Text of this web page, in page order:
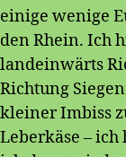
einige wenige
den Rhein. Ich
landeinwärts
Richtung
kleiner Imbiss
Leberkäse –